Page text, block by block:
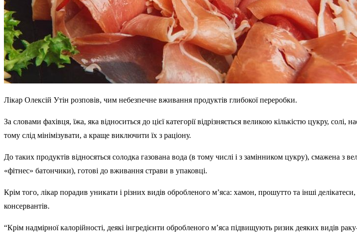
Лікар Олексій Утін розповів, чим небезпечне вживання продуктів глибокої переробки.
За словами фахівця, їжа, яка відноситься до цієї категорії відрізняється великою кількістю цукру,
тому слід мінімізувати, а краще виключити їх з раціону.
До таких продуктів відносяться солодка газована вода (в тому числі і з замінником цукру), смажена з
«фітнес» батончики), готові до вживання страви в упаковці.
Крім того, лікар порадив уникати і різних видів обробленого м’яса: хамон, прошутто та інші
консервантів.
“Крім надмірної калорійності, деякі інгредієнти обробленого м’яса підвищують ризик деяких видів